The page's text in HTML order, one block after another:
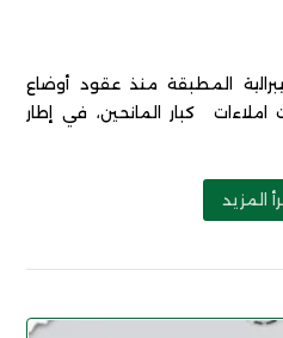
المطبقة منذ عقود أوضاع
كبار المانحين، في إطار
المزيد